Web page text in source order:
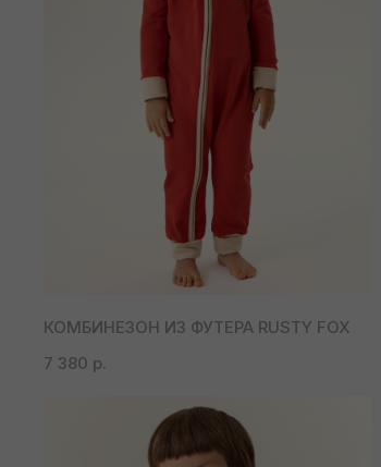
КОМБИНЕЗОН ИЗ ФУТЕРА RUSTY FOX
7 380 р.